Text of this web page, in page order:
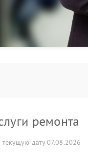
ремонта
дату 07.08.2026